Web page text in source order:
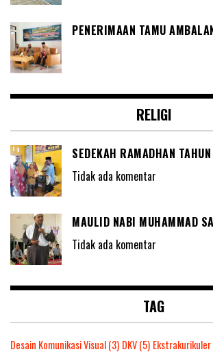
PENERIMAAN TAMU
RELIGI
SEDEKAH RAMADHAN
Tidak ada komentar
MAULID NABI MUHAMMAD
Tidak ada komentar
TAG
Desain Komunikasi Visual(3) DKV(5) Ekstrakurikuler